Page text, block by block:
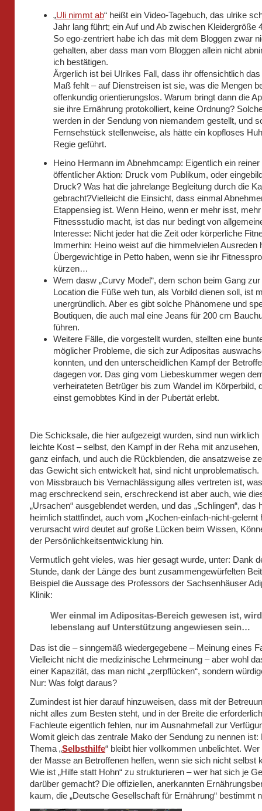
„Uli nimmt ab“ heißt ein Video-Tagebuch, das ulrike
Jahr lang führt; ein Auf und Ab zwischen Kleidergröße
So ego-zentriert habe ich das mit dem Bloggen zwar
gehalten, aber dass man vom Bloggen allein nicht
ich bestätigen.
Ärgerlich ist bei Ulrikes Fall, dass ihr offensichtlich
Maß fehlt – auf Dienstreisen ist sie, was die Mengen
offenkundig orientierungslos. Warum bringt dann die
sie ihre Ernährung protokolliert, keine Ordnung?
werden in der Sendung von niemandem gestellt, und
Fernsehstück stellenweise, als hätte ein kopfloses
Regie geführt.
Heino Hermann im Abnehmcamp: Eigentlich ein reiner
öffentlicher Aktion: Druck vom Publikum, oder
Druck? Was hat die jahrelange Begleitung durch die
gebracht?Vielleicht die Einsicht, dass einmal
Etappensieg ist. Wenn Heino, wenn er mehr isst,
Fitnessstudio macht, ist das nur bedingt von
Interesse: Nicht jeder hat die Zeit oder körperliche
Immerhin: Heino weist auf die himmelvielen Ausreden
Übergewichtige in Petto haben, wenn sie ihr
kürzen…
Wem dasw „Curvy Model“, dem schon beim Gang
Location die Füße weh tun, als Vorbild dienen soll, ist
unergründlich. Aber es gibt solche Phänomene und
Boutiquen, die auch mal eine Jeans für 200 cm
führen.
Weitere Fälle, die vorgestellt wurden, stellten eine
möglicher Probleme, die sich zur Adipositas
konnten, und den unterscheidlichen Kampf der
dagegen vor. Das ging vom Liebeskummer wegen
verheirateten Betrüger bis zum Wandel im Körperbild,
einst gemobbtes Kind in der Pubertät erlebt.
Die Schicksale, die hier aufgezeigt wurden, sind nun wirklich
leichte Kost – selbst, den Kampf in der Reha mit
ganz einfach, und auch die Rückblenden, die ansatzweise
das Gewicht sich entwickelt hat, sind nicht unproblematisch.
von Missbrauch bis Vernachlässigung alles vertreten ist,
mag erschreckend sein, erschreckend ist aber auch, wie
„Ursachen“ ausgeblendet werden, und das „Schlingen“, das
heimlich stattfindet, auch vom „Kochen-einfach-nicht-gelernt
verursacht wird deutet auf große Lücken beim Wissen,
der Persönlichkeitsentwicklung hin.
Vermutlich geht vieles, was hier gesagt wurde, unter: Dank
Stunde, dank der Länge des bunt zusammengewürfelten
Beispiel die Aussage des Professors der Sachsenhäuser
Klinik:
Wer einmal im Adipositas-Bereich gewesen ist, wird
lebenslang auf Unterstützung angewiesen sein…
Das ist die – sinngemäß wiedergegebene – Meinung eines
Vielleicht nicht die medizinische Lehrmeinung – aber wohl
einer Kapazität, das man nicht „zerpflücken“, sondern
Nur: Was folgt daraus?
Zumindest ist hier darauf hinzuweisen, dass mit der
nicht alles zum Besten steht, und in der Breite die
Fachleute eigentlich fehlen, nur im Ausnahmefall zur
Womit gleich das zentrale Mako der Sendung zu nennen ist:
Thema „Selbsthilfe“ bleibt hier vollkommen unbelichtet.
der Masse an Betroffenen helfen, wenn sie sich nicht selbst
Wie ist „Hilfe statt Hohn“ zu strukturieren – wer hat sich je
darüber gemacht? Die offiziellen, anerkannten
kaum, die „Deutsche Gesellschaft für Ernährung“ bestimmt